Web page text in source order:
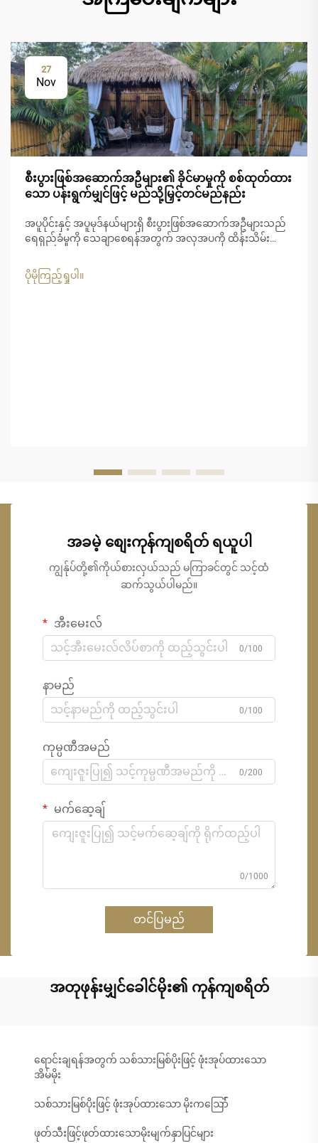
27
Nov
စီးပွားဖြစ်အဆောက်အဦများ၏ ခိုင်မာမှုကို စစ်ထုတ်ထား
သော ပန်းရွက်မျှင်ဖြင့် မည်သို့မြှင့်တင်မည်နည်း
အပူပိုင်းနှင့် အပူမုဒ်နယ်များရှိ စီးပွားဖြစ်အဆောက်အဦများသည်
ရေရှည်ခံမှုကို သေချာစေရန်အတွက် အလှအပကို ထိန်းသိမ်း
ပြင်းထန်သော UV...
ပိုမိုကြည့်ရှုပါ။
အခမဲ့ စျေးကုန်ကျစရိတ် ရယူပါ
ကျွန်ုပ်တို့၏ကိုယ်စားလှယ်သည် မကြာခင်တွင် သင့်ထံ
ဆက်သွယ်ပါမည်။
အီးမေးလ်
0/100
နာမည်
0/100
ကုမ္ပဏီအမည်
0/200
မက်ဆေ့ချ်
0/1000
တင်ပြမည်
အတုဖုန်းမျှင်ခေါင်မိုး၏ ကုန်ကျစရိတ်
ရောင်းချရန်အတွက် သစ်သားမြစ်ပိုးဖြင့် ဖုံးအုပ်ထားသော
အိမ်မိုး
သစ်သားမြစ်ပိုးဖြင့် ဖုံးအုပ်ထားသော မိုးကဪ်
ဖုတ်သီးဖြင့်ဖုတ်ထားသောမိုးမျက်နှာပြင်များ